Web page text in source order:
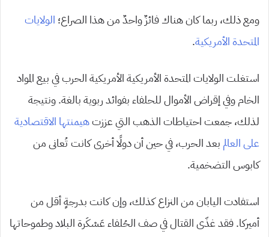
ومع ذلك، ربما كان هناك فائزٌ واحدٌ من هذا الصراع؛ الولايات
المتحدة الأمريكية.
استغلت الولايات المتحدة الأمريكية الأمريكية الحرب في بيع المواد
الخام وفي إقراض الأموال للحلفاء بفوائد ربوية بالغة. ونتيجة
لذلك، جمعت احتياطات الذهب التي عززتهيمنتها الاقتصادية
على العالم بعد الحرب، في حين أن دولًا أخرى كانت تُعانى من
كابوس التضخمية.
استفادت اليابان من النزاع كذلك، وإن كانت بدرجةٍ أقل من
أميركا. فقد غذّى القتال في صف الحُلفاء عَسْكَرة البلاد وطموحاتها